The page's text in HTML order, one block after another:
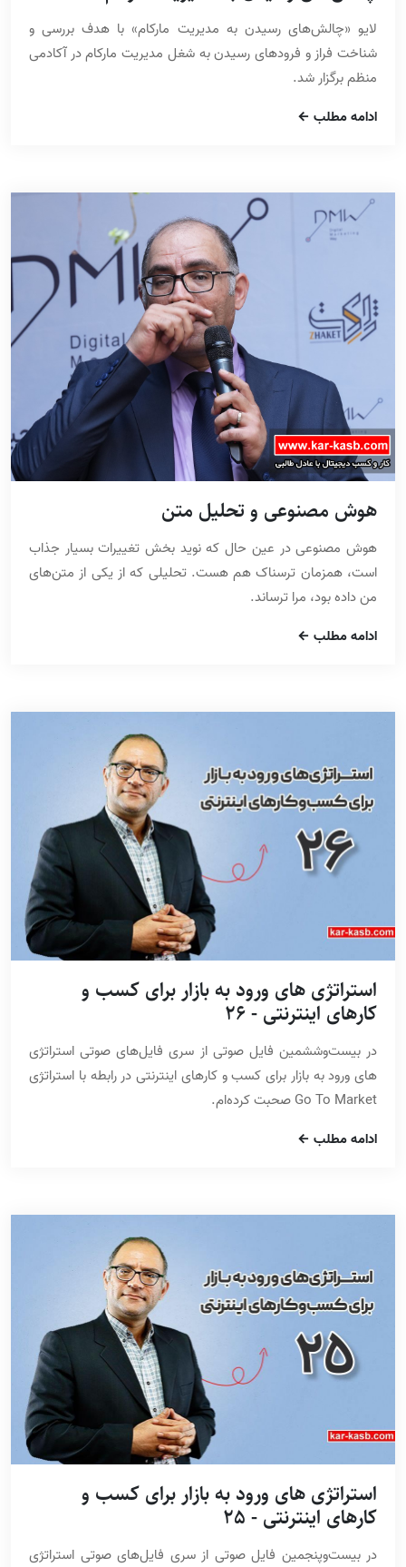
لایو «چالش‌های رسیدن به مدیریت مارکام» با هدف بررسی و
شناخت فراز و فرودهای رسیدن به شغل مدیریت مارکام در آکادمی
منظم برگزار شد.
ادامه مطلب
هوش مصنوعی و تحلیل متن
هوش مصنوعی در عین حال که نوید بخش تغییرات بسیار جذاب
است، همزمان ترسناک هم هست. تحلیلی که از یکی از متن‌های
من داده بود، مرا ترساند.
ادامه مطلب
استراتژی های ورود به بازار برای کسب و
کارهای اینترنتی - 26
در بیست‌وششمین فایل صوتی از سری فایل‌های صوتی استراتژی
های ورود به بازار برای کسب و کارهای اینترنتی در رابطه با استراتژی
Go To Market صحبت کرده‌ام.
ادامه مطلب
استراتژی های ورود به بازار برای کسب و
کارهای اینترنتی - 25
در بیست‌وپنجمین فایل صوتی از سری فایل‌های صوتی استراتژی